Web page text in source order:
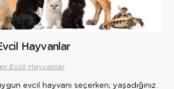
Hayvanlar
Evcil Hayvanlar
evcil hayvanı seçerken; yaşadığınız